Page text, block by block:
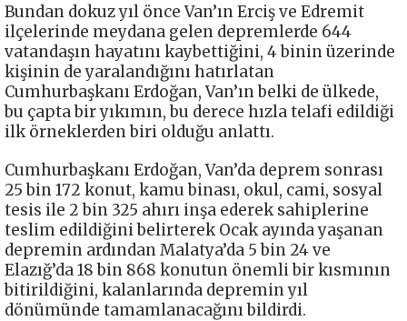
Bundan dokuz yıl önce Van’ın Erciş ve Edremit
ilçelerinde meydana gelen depremlerde 644
vatandaşın hayatını kaybettiğini, 4 binin üzerinde
kişinin de yaralandığını hatırlatan
Cumhurbaşkanı Erdoğan, Van’ın belki de ülkede,
bu çapta bir yıkımın, bu derece hızla telafi edildiği
ilk örneklerden biri olduğu anlattı.
Cumhurbaşkanı Erdoğan, Van’da deprem sonrası
25 bin 172 konut, kamu binası, okul, cami, sosyal
tesis ile 2 bin 325 ahırı inşa ederek sahiplerine
teslim edildiğini belirterek Ocak ayında yaşanan
depremin ardından Malatya’da 5 bin 24 ve
Elazığ’da 18 bin 868 konutun önemli bir kısmının
bitirildiğini, kalanlarında depremin yıl
dönümünde tamamlanacağını bildirdi.